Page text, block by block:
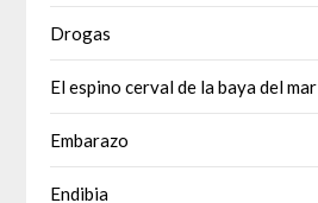
Drogas
El espino cerval de la baya del mar
Embarazo
Endibia